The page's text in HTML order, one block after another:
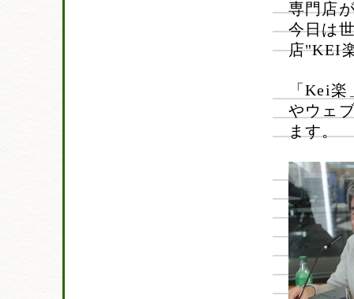
専門店
今日は
店"KEI
「Kei
やウェ
ます。